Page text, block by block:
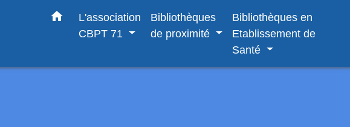
home
L'association
CBPT 71
Bibliothèques
de proximité
Bibliothèques en
Etablissement de
Santé